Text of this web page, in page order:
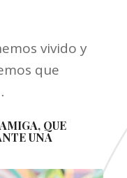
vivido y
que
QUE
UNA